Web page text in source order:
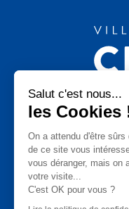
Salut c'est nous...
les Cookies
On a attendu d'être sûrs
de ce site vous
vous déranger, mais on
votre visite...
C'est OK pour vous ?